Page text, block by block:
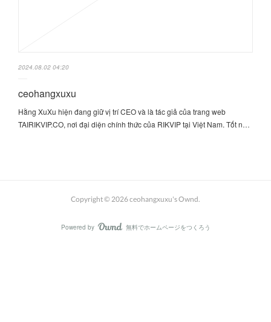
2024.08.02 04:20
ceohangxuxu
Hằng XuXu hiện đang giữ vị trí CEO và là tác giả của trang web
TAIRIKVIP.CO, nơi đại diện chính thức của RIKVIP tại Việt Nam. Tốt n…
Copyright © 2026ceohangxuxu's Ownd.
Powered by AmebaOwnd
無料でホームページをつくろう